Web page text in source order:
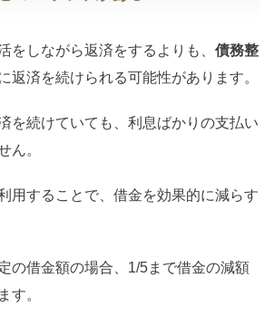
をしながら返済をするよりも、 債務整
返済を続けられる可能性があります。
を続けていても、利息ばかりの支払い
ん。
用することで、借金を効果的に減らす
の借金額の場合、1/5まで借金の減額
す。